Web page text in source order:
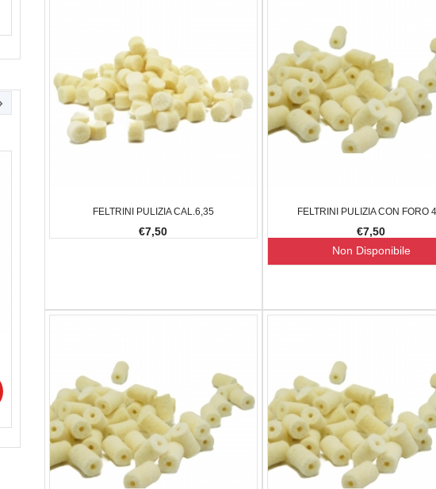
BERSAGLIO AF BOTTE
-19.79%
€27,00 -7.69%
€26,00 €24,00 €20,00
FELTRINI PULIZIA CAL.6,35
€7,50
FELTRINI PULIZIA CON FORO
€7,50
Non Disponibile